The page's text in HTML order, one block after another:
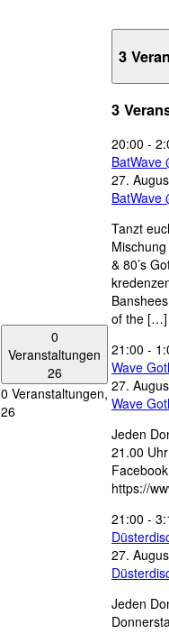
0
Veranstaltungen
26
0 Veranstaltungen,
26
3
3
20:00 -
BatWave
27.
BatWave
Tanzt
& 80’s
of the […]
21:00 -
Wave
27.
Wave
Jeden
21.00
https://
21:00 -
27.
Jeden